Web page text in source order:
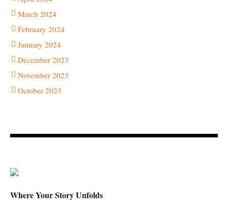
March 2024
February 2024
January 2024
December 2023
November 2023
October 2023
Where Your Story Unfolds